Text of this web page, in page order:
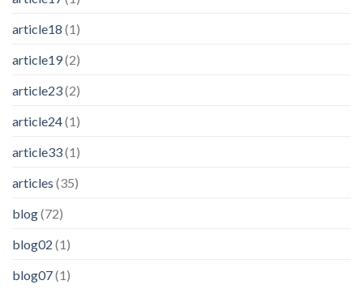
article18 (1)
article19(2)
article23(2)
article24(1)
article33(1)
articles (35)
blog(72)
blog02 (1)
blog07(1)